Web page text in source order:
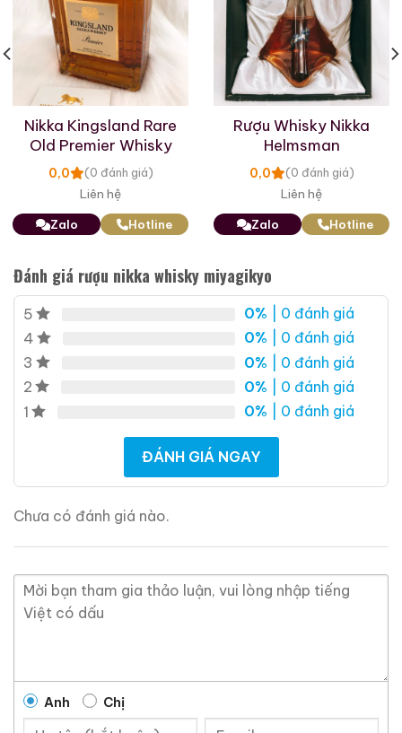
Nikka Kingsland Rare
Old Premier Whisky
0,0 (0 đánh giá)
Liên hệ
Zalo Hotline
Rượu Whisky Nikka
Helmsman
0,0 (0 đánh giá)
Liên hệ
Zalo Hotline
Đánh giá rượu nikka whisky miyagikyo
5 0% | 0 đánh giá
4
0% | 0 đánh giá
3
0% | 0 đánh giá
2
0% | 0 đánh giá
1
0% | 0 đánh giá
ĐÁNH GIÁ NGAY
Chưa có đánh giá nào.
Anh Chị